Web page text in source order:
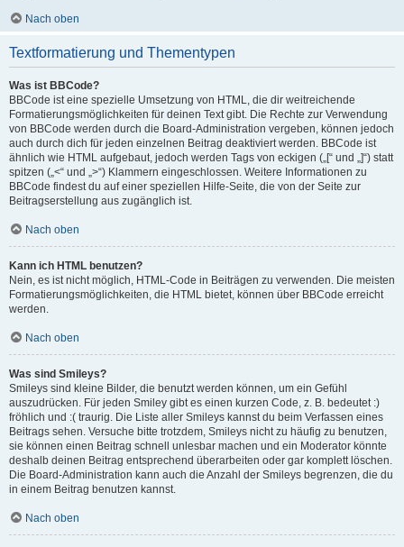
Nach oben
Textformatierung und Thementypen
Was ist BBCode?
BBCode ist eine spezielle Umsetzung von HTML, die dir weitreichende
Formatierungsmöglichkeiten für deinen Text gibt. Die Rechte zur Verwendung
von BBCode werden durch die Board-Administration vergeben, können jedoch
auch durch dich für jeden einzelnen Beitrag deaktiviert werden. BBCode ist
ähnlich wie HTML aufgebaut, jedoch werden Tags von eckigen („[“ und „]“) statt
spitzen („<“ und „>“) Klammern eingeschlossen. Weitere Informationen zu
BBCode findest du auf einer speziellen Hilfe-Seite, die von der Seite zur
Beitragserstellung aus zugänglich ist.
Nach oben
Kann ich HTML benutzen?
Nein, es ist nicht möglich, HTML-Code in Beiträgen zu verwenden. Die meisten
Formatierungsmöglichkeiten, die HTML bietet, können über BBCode erreicht
werden.
Nach oben
Was sind Smileys?
Smileys sind kleine Bilder, die benutzt werden können, um ein Gefühl
auszudrücken. Für jeden Smiley gibt es einen kurzen Code, z. B. bedeutet :)
fröhlich und :( traurig. Die Liste aller Smileys kannst du beim Verfassen eines
Beitrags sehen. Versuche bitte trotzdem, Smileys nicht zu häufig zu benutzen,
sie können einen Beitrag schnell unlesbar machen und ein Moderator könnte
deshalb deinen Beitrag entsprechend überarbeiten oder gar komplett löschen.
Die Board-Administration kann auch die Anzahl der Smileys begrenzen, die du
in einem Beitrag benutzen kannst.
Nach oben